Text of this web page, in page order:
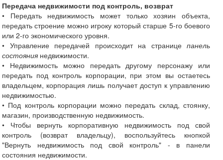
Передача недвижимости под контроль, возврат
• Передать недвижимость может только хозяин объекта,
передать строение можно игроку который старше 5-го боевого
или 2-го экономического уровня.
• Управление передачей происходит на странице панель
состояния недвижимости.
• Недвижимость можно передать другому персонажу или
передать под контроль корпорации, при этом вы остаетесь
владельцем, корпорация лишь получает доступ к управлению
недвижимостью.
• Под контроль корпорации можно передать склад, стоянку,
магазин, производственную недвижимость.
• Чтобы вернуть корпоративную недвижимость под свой
контроль (возврат владельцу), воспользуйтесь кнопкой
"Вернуть недвижимость под свой контроль" - в панели
состояния недвижимости.